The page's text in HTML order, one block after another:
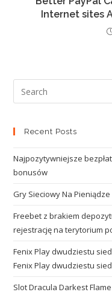
Internet sites
Recent Posts
Najpozytywniejsze
bonusów
Gry Sieciowy Na
Freebet z brakiem
rejestrację na terytorium
Fenix Play dwudziestu
Fenix Play dwudziestu
Slot Dracula Darkest